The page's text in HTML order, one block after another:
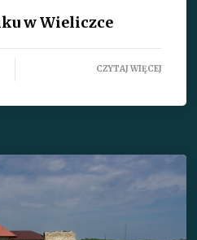
w Wieliczce
CZYTAJ WIĘCEJ